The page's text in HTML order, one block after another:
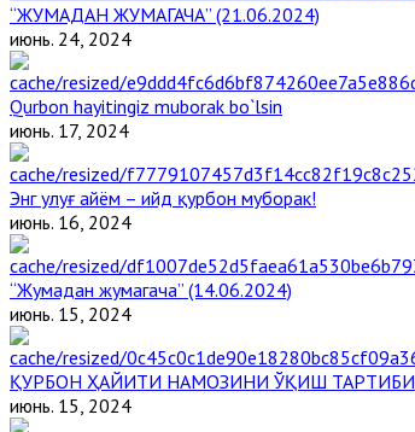
“ЖУМАДАН ЖУМАГАЧА” (21.06.2024)
июнь. 24, 2024
Qurbon hayitingiz muborak bo`lsin
июнь. 17, 2024
Энг улуғ айём – ийд қурбон муборак!
июнь. 16, 2024
“Жумадан жумагача” (14.06.2024)
июнь. 15, 2024
ҚУРБОН ҲАЙИТИ НАМОЗИНИ ЎҚИШ ТАРТИБИ
июнь. 15, 2024